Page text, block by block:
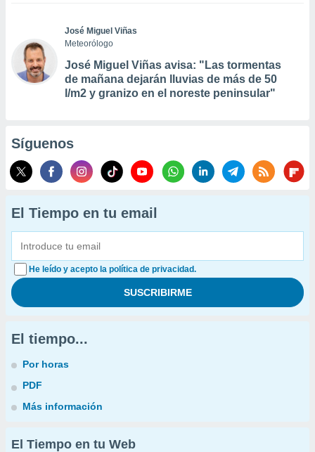
José Miguel Viñas
Meteorólogo
José Miguel Viñas avisa: "Las tormentas
de mañana dejarán lluvias de más de 50
l/m2 y granizo en el noreste peninsular"
Síguenos
El Tiempo en tu email
He leído y acepto la política de privacidad.
El tiempo...
Por horas
PDF
Más información
El Tiempo en tu Web